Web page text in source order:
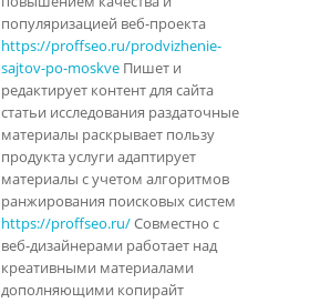
популяризацией веб-проекта
https://proffseo.ru/prodvizhenie-
sajtov-po-moskve Пишет и
редактирует контент для сайта
статьи исследования раздаточные
материалы раскрывает пользу
продукта услуги адаптирует
материалы с учетом алгоритмов
ранжирования поисковых систем
https://proffseo.ru/Совместно с
веб-дизайнерами работает над
креативными материалами
дополняющими копирайт